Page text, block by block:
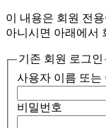
이 내용은 회원 전
아니시면 아래에서
기존 회원 로그인
사용자 이름 또는
비밀번호